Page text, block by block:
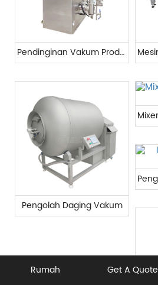
Pendinginan Vakum Produk
Pengolah Daging Vakum
Rumah Get A Quote